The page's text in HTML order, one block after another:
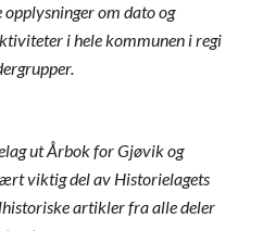
opplysninger om dato og
i hele kommunen i regi
ut Årbok for Gjøvik og
viktig del av Historielagets
artikler fra alle deler